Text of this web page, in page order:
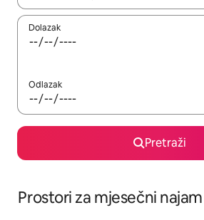
Dolazak
Odlazak
Pretraži
Prostori za mjesečni